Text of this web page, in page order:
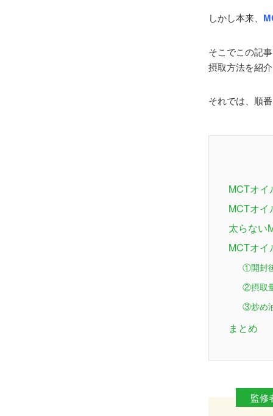
しかし本来、
そこでこの記
摂取方法を紹
それでは、順
MCTオイ
MCTオイ
太らない
MCTオイ
①開封
②摂取
③炒め
まとめ